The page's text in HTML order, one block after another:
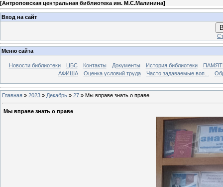
[Антроповская центральная библиотека им. М.С.Малинина]
Вход на сайт
Меню сайта
Новости библиотеки ЦБС Контакты Документы История библиотеки
АФИША
Оценка условий труда Часто задаваемые воп...
Главная » 2023 » Декабрь » 27 » Мы вправе знать о праве
Мы вправе знать о праве